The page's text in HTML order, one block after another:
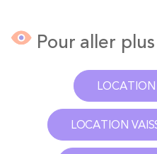
Pour aller plus
LOCATION
LOCATION